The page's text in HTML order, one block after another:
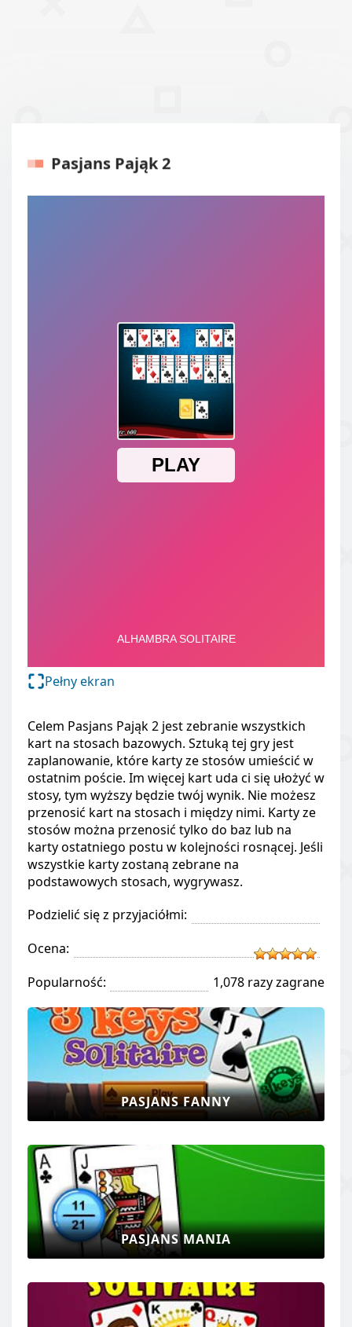
Pasjans Pająk 2
Pełny ekran
Celem Pasjans Pająk 2 jest zebranie wszystkich
kart na stosach bazowych. Sztuką tej gry jest
zaplanowanie, które karty ze stosów umieścić w
ostatnim poście. Im więcej kart uda ci się ułożyć w
stosy, tym wyższy będzie twój wynik. Nie możesz
przenosić kart na stosach i między nimi. Karty ze
stosów można przenosić tylko do baz lub na
karty ostatniego postu w kolejności rosnącej. Jeśli
wszystkie karty zostaną zebrane na
podstawowych stosach, wygrywasz.
Podzielić się z przyjaciółmi:
Ocena:
Popularność:
1,078 razy zagrane
PASJANS FANNY
PASJANS MANIA